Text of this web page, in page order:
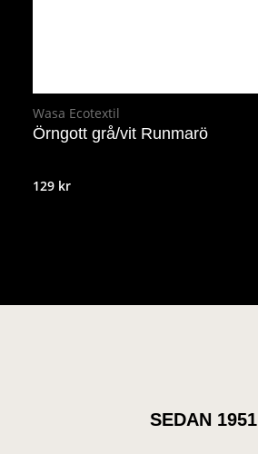
Wasa Ecotextil
Örngott grå/vit Runmarö
129 kr
SEDAN 1951